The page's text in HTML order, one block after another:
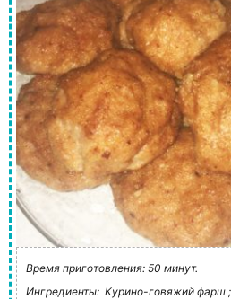
Время приготовления: 50 минут.
Ингредиенты: Курино-говяжий фарш ;